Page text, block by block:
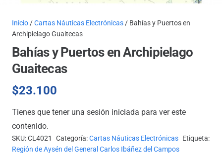
Inicio/Cartas Náuticas Electrónicas/ Bahías y Puertos en
Archipielago Guaitecas
Bahías y Puertos en Archipielago
Guaitecas
$23.100
Tienes que tener una sesión iniciada para ver este
contenido.
SKU:CL4021 Categoría:Cartas Náuticas Electrónicas Etiqueta:
Región de Aysén del General Carlos Ibáñez del Campos